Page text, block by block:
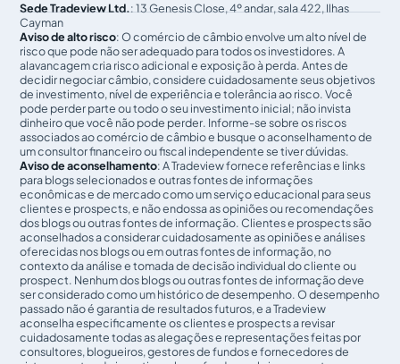
Sede Tradeview Ltd.: 13 Genesis Close, 4º andar, sala 422, Ilhas
Cayman
Aviso de alto risco: O comércio de câmbio envolve um alto nível de
risco que pode não ser adequado para todos os investidores. A
alavancagem cria risco adicional e exposição à perda. Antes de
decidir negociar câmbio, considere cuidadosamente seus objetivos
de investimento, nível de experiência e tolerância ao risco. Você
pode perder parte ou todo o seu investimento inicial; não invista
dinheiro que você não pode perder. Informe-se sobre os riscos
associados ao comércio de câmbio e busque o aconselhamento de
um consultor financeiro ou fiscal independente se tiver dúvidas.
Aviso de aconselhamento: A Tradeview fornece referências e links
para blogs selecionados e outras fontes de informações
econômicas e de mercado como um serviço educacional para seus
clientes e prospects, e não endossa as opiniões ou recomendações
dos blogs ou outras fontes de informação. Clientes e prospects são
aconselhados a considerar cuidadosamente as opiniões e análises
oferecidas nos blogs ou em outras fontes de informação, no
contexto da análise e tomada de decisão individual do cliente ou
prospect. Nenhum dos blogs ou outras fontes de informação deve
ser considerado como um histórico de desempenho. O desempenho
passado não é garantia de resultados futuros, e a Tradeview
aconselha especificamente os clientes e prospects a revisar
cuidadosamente todas as alegações e representações feitas por
consultores, blogueiros, gestores de fundos e fornecedores de